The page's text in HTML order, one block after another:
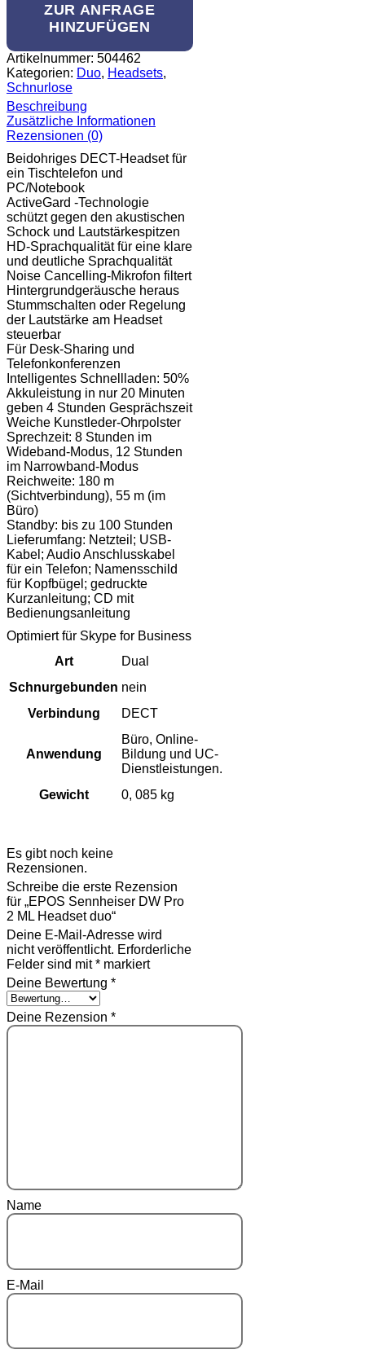
ZUR ANFRAGE
HINZUFÜGEN
Artikelnummer: 504462
Kategorien: Duo, Headsets,
Schnurlose
Beschreibung
Zusätzliche Informationen
Rezensionen (0)
Beidohriges DECT-Headset für
ein Tischtelefon und
PC/Notebook
ActiveGard -Technologie
schützt gegen den akustischen
Schock und Lautstärkespitzen
HD-Sprachqualität für eine klare
und deutliche Sprachqualität
Noise Cancelling-Mikrofon filtert
Hintergrundgeräusche heraus
Stummschalten oder Regelung
der Lautstärke am Headset
steuerbar
Für Desk-Sharing und
Telefonkonferenzen
Intelligentes Schnellladen: 50%
Akkuleistung in nur 20 Minuten
geben 4 Stunden Gesprächszeit
Weiche Kunstleder-Ohrpolster
Sprechzeit: 8 Stunden im
Wideband-Modus, 12 Stunden
im Narrowband-Modus
Reichweite: 180 m
(Sichtverbindung), 55 m (im
Büro)
Standby: bis zu 100 Stunden
Lieferumfang: Netzteil; USB-
Kabel; Audio Anschlusskabel
für ein Telefon; Namensschild
für Kopfbügel; gedruckte
Kurzanleitung; CD mit
Bedienungsanleitung
Optimiert für Skype for Business
Art
Dual
Schnurgebunden nein
Verbindung
DECT
Anwendung
Büro, Online-
Bildung und UC-
Dienstleistungen.
Gewicht
0, 085 kg
Es gibt noch keine
Rezensionen.
Schreibe die erste Rezension
für „EPOS Sennheiser DW Pro
2 ML Headset duo“
Deine E-Mail-Adresse wird
nicht veröffentlicht. Erforderliche
Felder sind mit* markiert
Deine Bewertung *
Deine Rezension *
Name
E-Mail